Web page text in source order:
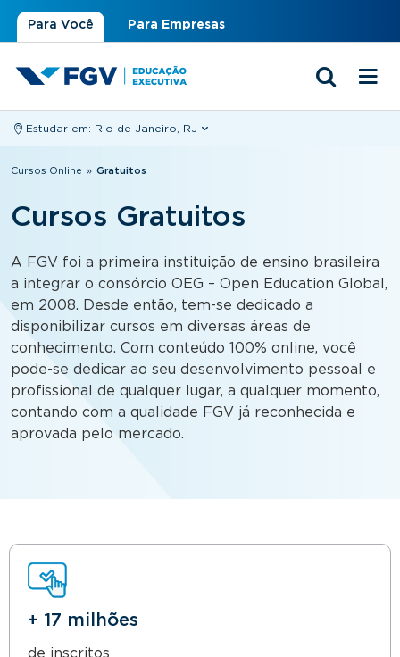
Para Você Para Empresas
Estudar em: Rio de Janeiro, RJ
Você está aqui
Cursos Online » Gratuitos
Cursos Gratuitos
A FGV foi a primeira instituição de ensino brasileira
a integrar o consórcio OEG – Open Education Global,
em 2008. Desde então, tem-se dedicado a
disponibilizar cursos em diversas áreas de
conhecimento. Com conteúdo 100% online, você
pode-se dedicar ao seu desenvolvimento pessoal e
profissional de qualquer lugar, a qualquer momento,
contando com a qualidade FGV já reconhecida e
aprovada pelo mercado.
+ 17 milhões
de inscritos